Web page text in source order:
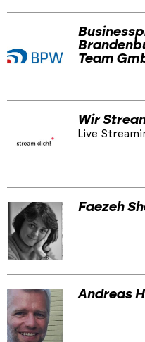
Team
Wir
Live
Faezeh
Andreas